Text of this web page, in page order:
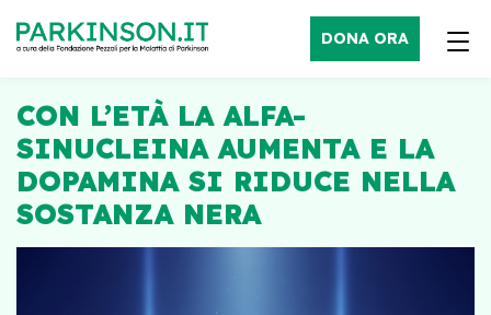
DONA ORA
CON L’ETÀ LA ALFA-
SINUCLEINA AUMENTA E LA
DOPAMINA SI RIDUCE NELLA
SOSTANZA NERA